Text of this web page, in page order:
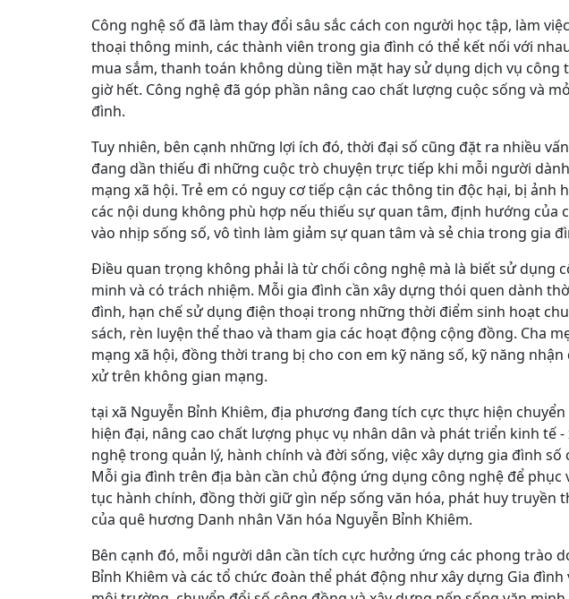
Công nghệ số đã làm thay đổi sâu sắc cách con người học tập, làm
thoại thông minh, các thành viên trong gia đình có thể kết nối với
mua sắm, thanh toán không dùng tiền mặt hay sử dụng dịch vụ
giờ hết. Công nghệ đã góp phần nâng cao chất lượng cuộc sống và
đình.
Tuy nhiên, bên cạnh những lợi ích đó, thời đại số cũng đặt ra nhiều
đang dần thiếu đi những cuộc trò chuyện trực tiếp khi mỗi người
mạng xã hội. Trẻ em có nguy cơ tiếp cận các thông tin độc hại, bị
các nội dung không phù hợp nếu thiếu sự quan tâm, định hướng của
vào nhịp sống số, vô tình làm giảm sự quan tâm và sẻ chia trong gia
Điều quan trọng không phải là từ chối công nghệ mà là biết sử dụng
minh và có trách nhiệm. Mỗi gia đình cần xây dựng thói quen dành
đình, hạn chế sử dụng điện thoại trong những thời điểm sinh hoạt
sách, rèn luyện thể thao và tham gia các hoạt động cộng đồng. Cha
mạng xã hội, đồng thời trang bị cho con em kỹ năng số, kỹ năng
xử trên không gian mạng.
tại xã Nguyễn Bỉnh Khiêm, địa phương đang tích cực thực hiện
hiện đại, nâng cao chất lượng phục vụ nhân dân và phát triển kinh tế
nghệ trong quản lý, hành chính và đời sống, việc xây dựng gia đình
Mỗi gia đình trên địa bàn cần chủ động ứng dụng công nghệ để phục
tục hành chính, đồng thời giữ gìn nếp sống văn hóa, phát huy truyền
của quê hương Danh nhân Văn hóa Nguyễn Bỉnh Khiêm.
Bên cạnh đó, mỗi người dân cần tích cực hưởng ứng các phong trào
Bỉnh Khiêm và các tổ chức đoàn thể phát động như xây dựng Gia